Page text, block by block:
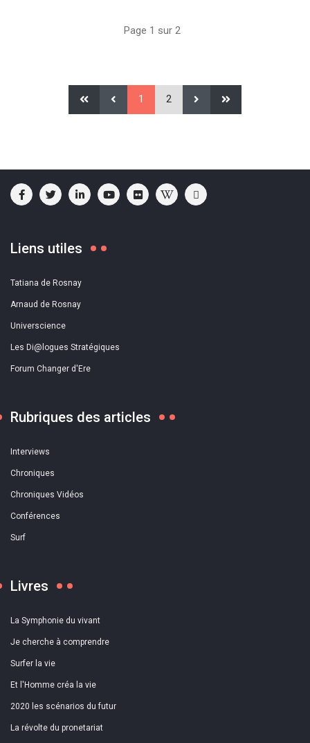
Page 1 sur 2
1 2
Liens utiles
Tatiana de Rosnay
Arnaud de Rosnay
Universcience
Les Di@logues Stratégiques
Forum Changer d'Ere
Rubriques des articles
Interviews
Chroniques
Chroniques Vidéos
Conférences
Surf
Livres
La Symphonie du vivant
Je cherche à comprendre
Surfer la vie
Et l'Homme créa la vie
2020 les scénarios du futur
La révolte du pronetariat